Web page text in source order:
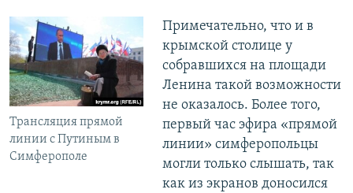
Трансляция прямой
линии с Путиным в
Симферополе
Примечательно, что и в
крымской столице у
собравшихся на площади
Ленина такой возможности
не оказалось. Более того,
первый час эфира «прямой
линии» симферопольцы
могли только слышать, так
как из экранов доносился